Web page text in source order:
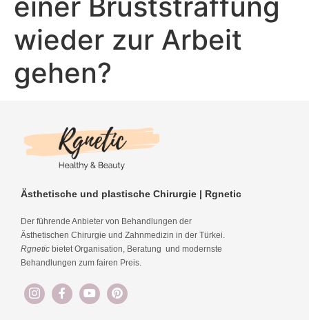
wieder zur Arbeit
gehen?
Ästhetische und plastische Chirurgie | Rgnetic
Der führende Anbieter von Behandlungen der
Ästhetischen Chirurgie und Zahnmedizin in der Türkei.
Rgnetic bietet Organisation, Beratung und modernste
Behandlungen zum fairen Preis.